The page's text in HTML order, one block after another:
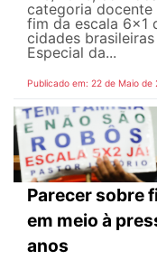
categoria
fim da escala 6x1
cidades
Especial da...
Publicado em: 22 de Maio de
Parecer sobre
em meio à
anos